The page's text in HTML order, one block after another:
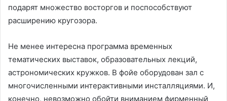
подарят множество восторгов и поспособствуют
расширению кругозора.
Не менее интересна программа временных
тематических выставок, образовательных лекций,
астрономических кружков. В фойе оборудован зал с
многочисленными интерактивными инсталляциями. И,
конечно, невозможно обойти вниманием фирменный